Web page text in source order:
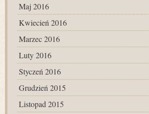
Maj 2016
Kwiecień 2016
Marzec 2016
Luty 2016
Styczeń 2016
Grudzień 2015
Listopad 2015